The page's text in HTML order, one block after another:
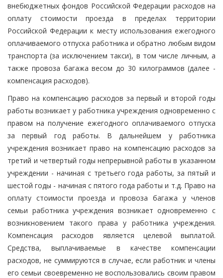
внебюджетных фондов Российской Федерации расходов на
оплату стоимости проезда в пределах территории
Российской Федерации к месту использования ежегодного
оплачиваемого отпуска работника и обратно любым видом
транспорта (за исключением такси), в том числе личным, а
также провоза багажа весом до 30 килограммов (далее -
компенсация расходов).
Право на компенсацию расходов за первый и второй годы
работы возникает у работника учреждения одновременно с
правом на получение ежегодного оплачиваемого отпуска
за первый год работы. В дальнейшем у работника
учреждения возникает право на компенсацию расходов за
третий и четвертый годы непрерывной работы в указанном
учреждении - начиная с третьего года работы, за пятый и
шестой годы - начиная с пятого года работы и т.д. Право на
оплату стоимости проезда и провоза багажа у членов
семьи работника учреждения возникает одновременно с
возникновением такого права у работника учреждения.
Компенсация расходов является целевой выплатой.
Средства, выплачиваемые в качестве компенсации
расходов, не суммируются в случае, если работник и члены
его семьи своевременно не воспользовались своим правом